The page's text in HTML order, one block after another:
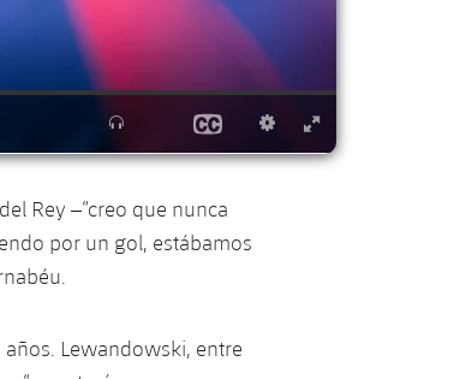
Rey –“creo que nunca
por un gol, estábamos
Lewandowski, entre